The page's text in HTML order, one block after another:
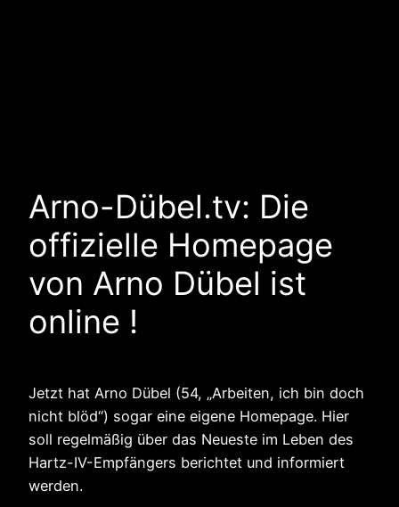
Arno-Dübel.tv: Die
offizielle Homepage
von Arno Dübel ist
online !
Jetzt hat Arno Dübel (54, „Arbeiten, ich bin doch
nicht blöd“) sogar eine eigene Homepage. Hier
soll regelmäßig über das Neueste im Leben des
Hartz-IV-Empfängers berichtet und informiert
werden.